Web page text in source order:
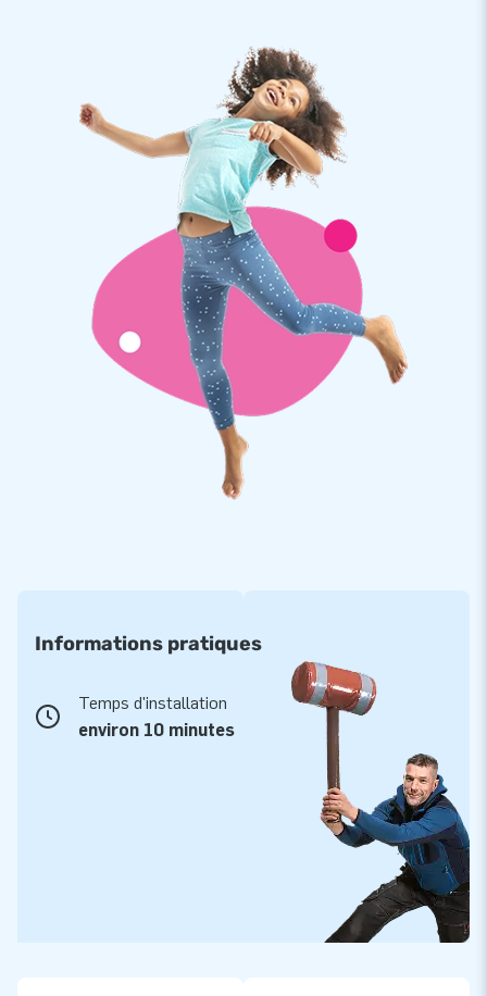
Informations pratiques
Temps d'installation
environ 10 minutes